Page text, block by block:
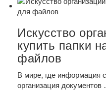
Искусство
купить папки
файлов
В мире, где информация
организация документов